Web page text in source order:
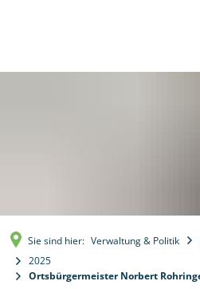
Sie sind hier: Verwaltung & Politik
2025
Ortsbürgermeister Norbert